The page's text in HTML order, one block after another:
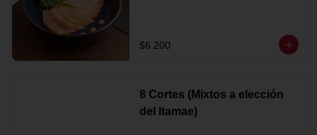
$6.200
8 Cortes (Mixtos a elección
del Itamae)